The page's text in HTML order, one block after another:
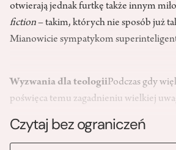
otwierają jednak furtkę także innym
fiction– takim, których nie sposób już
Mianowicie sympatykom
Wyzwania dla teologiiPodczas gdy
poświęca temu zagadnieniu wielkiej
Czytaj bez ograniczeń